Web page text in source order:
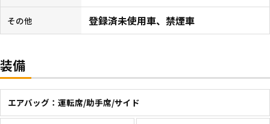
その他 登録済未使用車、禁煙車
装備
エアバッグ：運転席/助手席/サイド